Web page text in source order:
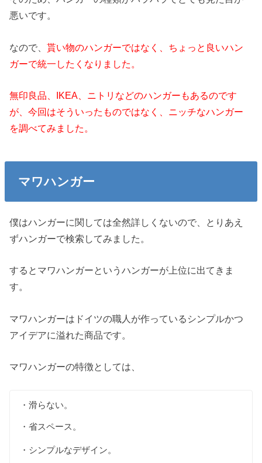
悪いです。
なので、貰い物のハンガーではなく、ちょっと良いハン
ガーで統一したくなりました。
無印良品、IKEA、ニトリなどのハンガーもあるのです
が、今回はそういったものではなく、ニッチなハンガー
を調べてみました。
マワハンガー
僕はハンガーに関しては全然詳しくないので、とりあえ
ずハンガーで検索してみました。
するとマワハンガーというハンガーが上位に出てきま
す。
マワハンガーはドイツの職人が作っているシンプルかつ
アイデアに溢れた商品です。
マワハンガーの特徴としては、
・滑らない。
・省スペース。
・シンプルなデザイン。